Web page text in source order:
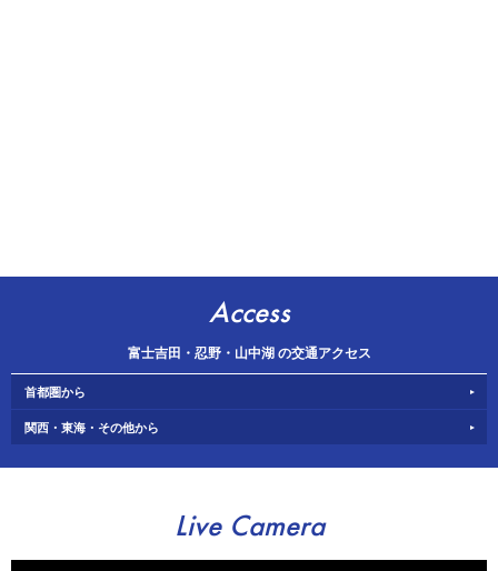
Access
富士吉田・忍野・山中湖 の交通アクセス
首都圏から
関西・東海・その他から
Live Camera